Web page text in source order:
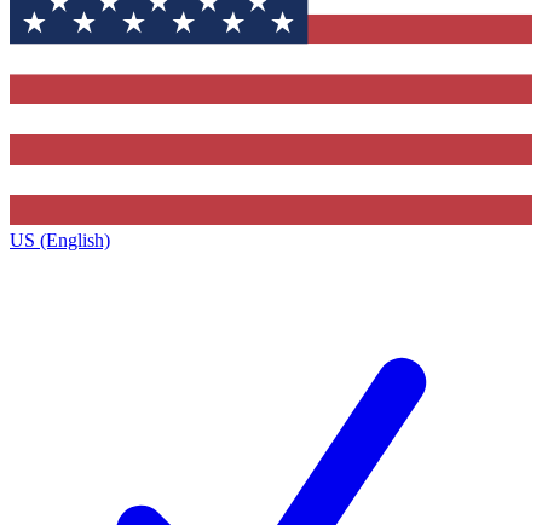
US (English)